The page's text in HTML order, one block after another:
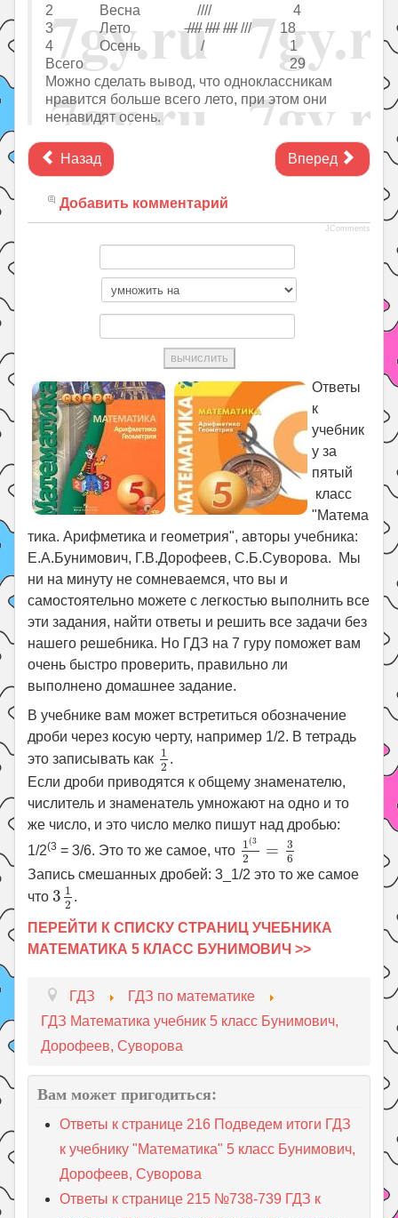
2 Весна //// 4
3 Лето//// //// /////// 18
4 Осень / 1
Всего 29
Можно сделать вывод, что одноклассникам
нравится больше всего лето, при этом они
ненавидят осень.
Назад Вперед
Добавить комментарий
JComments
Ответы
к
учебник
у за
пятый
класс
"Матема
тика. Арифметика и геометрия", авторы учебника:
Е.А.Бунимович, Г.В.Дорофеев, С.Б.Суворова. Мы
ни на минуту не сомневаемся, что вы и
самостоятельно можете с легкостью выполнить все
эти задания, найти ответы и решить все задачи без
нашего решебника. Но ГДЗ на 7 гуру поможет вам
очень быстро проверить, правильно ли
выполнено домашнее задание.
В учебнике вам может встретиться обозначение
дроби через косую черту, например 1/2. В тетрадь
это записывать как 1
2
12
.
Если дроби приводятся к общему знаменателю,
числитель и знаменатель умножают на одно и то
же число, и это число мелко пишут над дробью:
1/2(3 = 3/6. Это то же самое, что 1(3
2 =
3
6
1(3 =36
Запись смешанных дробей: 3_1/2 это то же самое
что 3 1
2
312
.
ПЕРЕЙТИ К СПИСКУ СТРАНИЦ УЧЕБНИКА
МАТЕМАТИКА 5 КЛАСС БУНИМОВИЧ >>
ГДЗ
ГДЗ по математике
ГДЗ Математика учебник 5 класс Бунимович,
Дорофеев, Суворова
Вам может пригодиться:
Ответы к странице 216 Подведем итоги ГДЗ
к учебнику "Математика" 5 класс Бунимович,
Дорофеев, Суворова
Ответы к странице 215 №738-739 ГДЗ к